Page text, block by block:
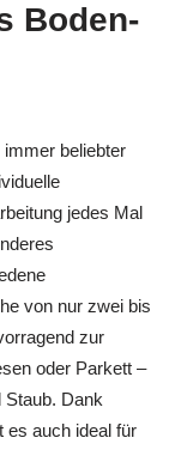
Boden-
beliebter
jedes Mal
von nur zwei bis
zur
oder Parkett –
Staub. Dank
es auch ideal für